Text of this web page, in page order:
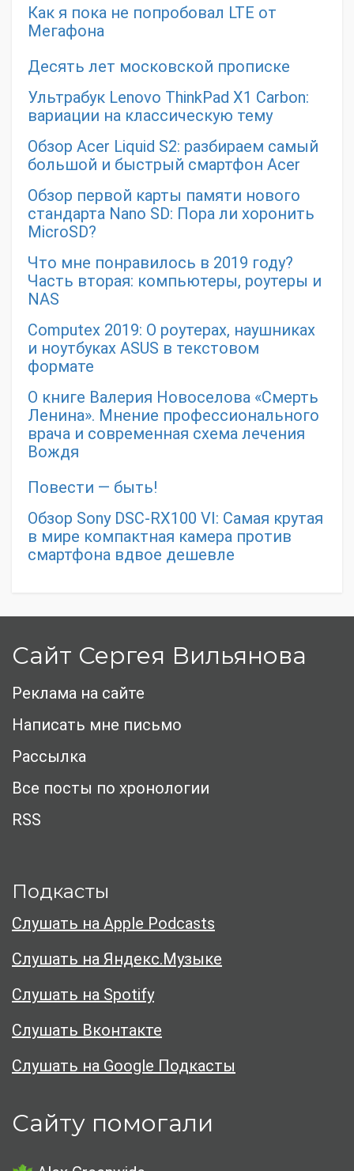
Как я пока не попробовал LTE от
Мегафона
Десять лет московской прописке
Ультрабук Lenovo ThinkPad X1 Carbon:
вариации на классическую тему
Обзор Acer Liquid S2: разбираем самый
большой и быстрый смартфон Acer
Обзор первой карты памяти нового
стандарта Nano SD: Пора ли хоронить
MicroSD?
Что мне понравилось в 2019 году?
Часть вторая: компьютеры, роутеры и
NAS
Computex 2019: О роутерах, наушниках
и ноутбуках ASUS в текстовом
формате
О книге Валерия Новоселова «Смерть
Ленина». Мнение профессионального
врача и современная схема лечения
Вождя
Повести — быть!
Обзор Sony DSC-RX100 VI: Самая крутая
в мире компактная камера против
смартфона вдвое дешевле
Сайт Сергея Вильянова
Реклама на сайте
Написать мне письмо
Рассылка
Все посты по хронологии
RSS
Подкасты
Слушать на Apple Podcasts
Слушать на Яндекс.Музыке
Слушать на Spotify
Слушать Вконтакте
Слушать на Google Подкасты
Сайту помогали